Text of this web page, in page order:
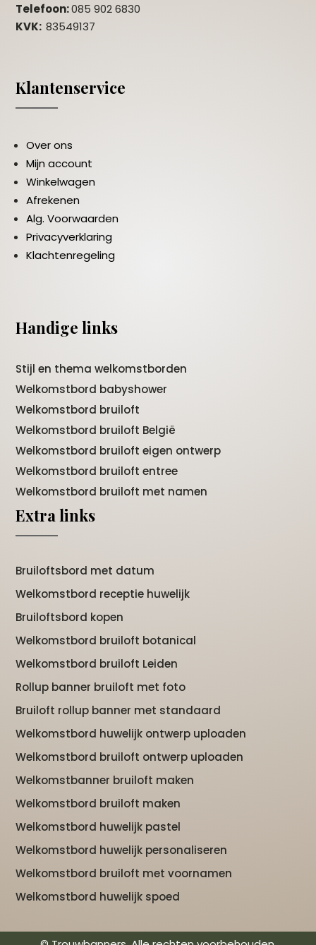
Telefoon:085 902 6830
KVK:83549137
Klantenservice
Over ons
Mijn account
Winkelwagen
Afrekenen
Alg. Voorwaarden
Privacyverklaring
Klachtenregeling
Handige links
Stijl en thema welkomstborden
Welkomstbord babyshower
Welkomstbord bruiloft
Welkomstbord bruiloft België
Welkomstbord bruiloft eigen ontwerp
Welkomstbord bruiloft entree
Welkomstbord bruiloft met namen
Extra links
Bruiloftsbord met datum
Welkomstbord receptie huwelijk
Bruiloftsbord kopen
Welkomstbord bruiloft botanical
Welkomstbord bruiloft Leiden
Rollup banner bruiloft met foto
Bruiloft rollup banner met standaard
Welkomstbord huwelijk ontwerp uploaden
Welkomstbord bruiloft ontwerp uploaden
Welkomstbanner bruiloft maken
Welkomstbord bruiloft maken
Welkomstbord huwelijk pastel
Welkomstbord huwelijk personaliseren
Welkomstbord bruiloft met voornamen
Welkomstbord huwelijk spoed